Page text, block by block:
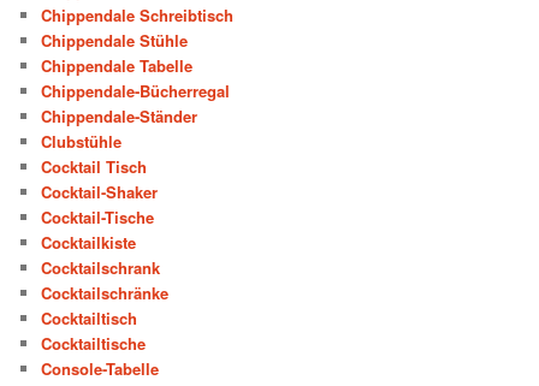
Chippendale Schreibtisch
Chippendale Stühle
Chippendale Tabelle
Chippendale-Bücherregal
Chippendale-Ständer
Clubstühle
Cocktail Tisch
Cocktail-Shaker
Cocktail-Tische
Cocktailkiste
Cocktailschrank
Cocktailschränke
Cocktailtisch
Cocktailtische
Console-Tabelle